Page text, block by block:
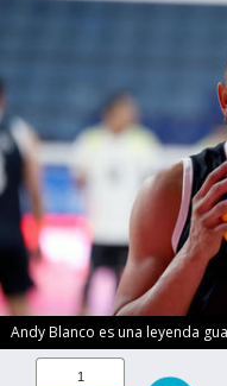
Andy Blanco es una leyenda
1